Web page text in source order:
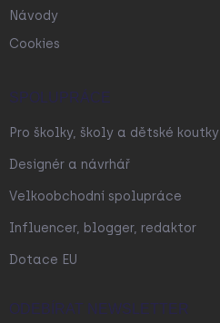
Návody
Cookies
SPOLUPRÁCE
Pro školky, školy a dětské koutky
Designér a návrhář
Velkoobchodní spolupráce
Influencer, blogger, redaktor
Dotace EU
ODEBÍRAT NEWSLETTER